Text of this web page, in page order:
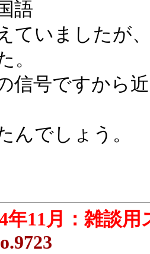
語
ていましたが
。
信号ですから
んでしょう。
年11月：雑談